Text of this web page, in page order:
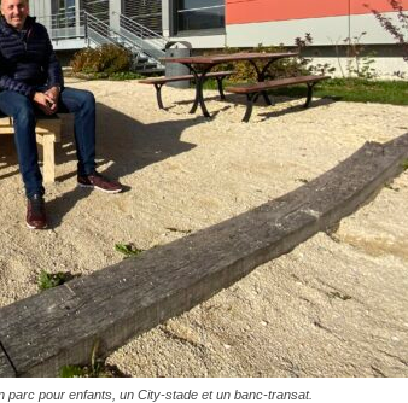
Hebdo25
parc pour enfants, un City-stade et un banc-transat.